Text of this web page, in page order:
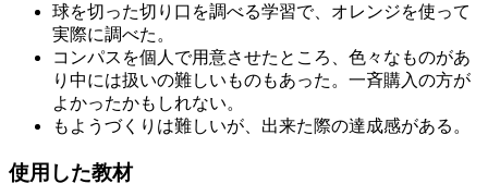
球を切った切り口を調べる学習で、オレンジを使って
実際に調べた。
コンパスを個人で用意させたところ、色々なものがあ
り中には扱いの難しいものもあった。一斉購入の方が
よかったかもしれない。
もようづくりは難しいが、出来た際の達成感がある。
使用した教材